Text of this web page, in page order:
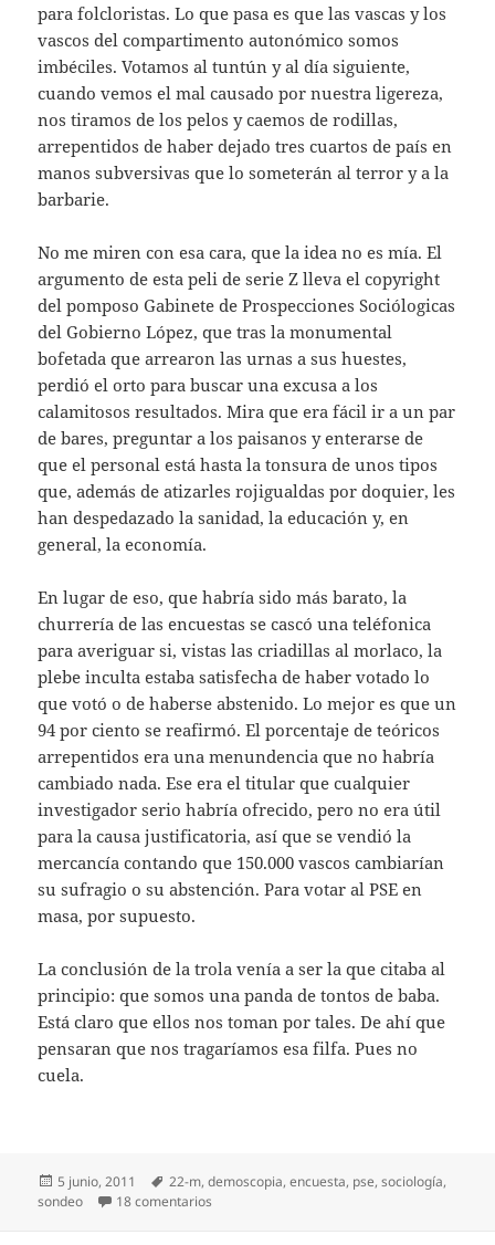
para folcloristas. Lo que pasa es que las vascas y los
vascos del compartimento autonómico somos
imbéciles. Votamos al tuntún y al día siguiente,
cuando vemos el mal causado por nuestra ligereza,
nos tiramos de los pelos y caemos de rodillas,
arrepentidos de haber dejado tres cuartos de país en
manos subversivas que lo someterán al terror y a la
barbarie.
No me miren con esa cara, que la idea no es mía. El
argumento de esta peli de serie Z lleva el copyright
del pomposo Gabinete de Prospecciones Sociólogicas
del Gobierno López, que tras la monumental
bofetada que arrearon las urnas a sus huestes,
perdió el orto para buscar una excusa a los
calamitosos resultados. Mira que era fácil ir a un par
de bares, preguntar a los paisanos y enterarse de
que el personal está hasta la tonsura de unos tipos
que, además de atizarles rojigualdas por doquier, les
han despedazado la sanidad, la educación y, en
general, la economía.
En lugar de eso, que habría sido más barato, la
churrería de las encuestas se cascó una teléfonica
para averiguar si, vistas las criadillas al morlaco, la
plebe inculta estaba satisfecha de haber votado lo
que votó o de haberse abstenido. Lo mejor es que un
94 por ciento se reafirmó. El porcentaje de teóricos
arrepentidos era una menundencia que no habría
cambiado nada. Ese era el titular que cualquier
investigador serio habría ofrecido, pero no era útil
para la causa justificatoria, así que se vendió la
mercancía contando que 150.000 vascos cambiarían
su sufragio o su abstención. Para votar al PSE en
masa, por supuesto.
La conclusión de la trola venía a ser la que citaba al
principio: que somos una panda de tontos de baba.
Está claro que ellos nos toman por tales. De ahí que
pensaran que nos tragaríamos esa filfa. Pues no
cuela.
Publicado
el
5 junio, 2011 Etiquetas
22-m,demoscopia,encuesta, pse,sociología,
sondeo
18 comentarios